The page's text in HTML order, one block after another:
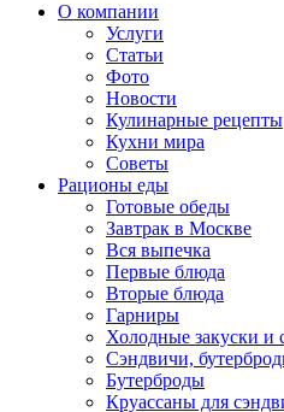
О компании
Услуги
Статьи
Фото
Новости
Кулинарные рецепты
Кухни мира
Советы
Рационы еды
Готовые обеды
Завтрак в Москве
Вся выпечка
Первые блюда
Вторые блюда
Гарниры
Холодные закуски и
Сэндвичи,
Бутерброды
Круассаны для